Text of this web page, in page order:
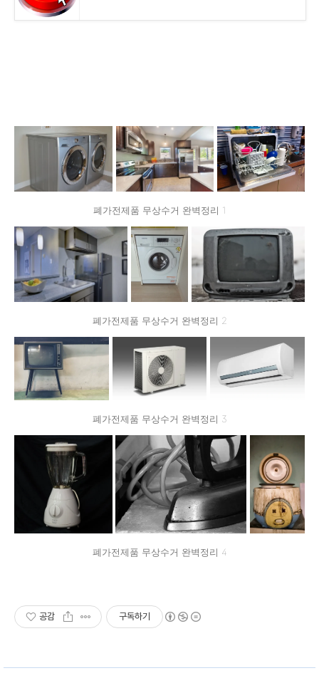
폐가전제품 무상수거 완벽정리 1
폐가전제품 무상수거 완벽정리 2
폐가전제품 무상수거 완벽정리 3
폐가전제품 무상수거 완벽정리 4
공감 구독하기